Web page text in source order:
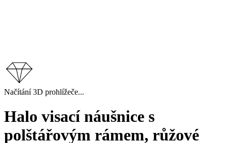
Načítání 3D prohlížeče...
Halo visací náušnice s
polštářovým rámem, růžové